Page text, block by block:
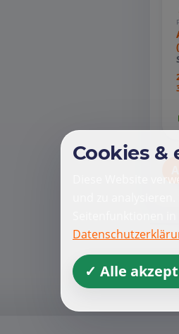
Cookies &
Diese Website
✓ Alle